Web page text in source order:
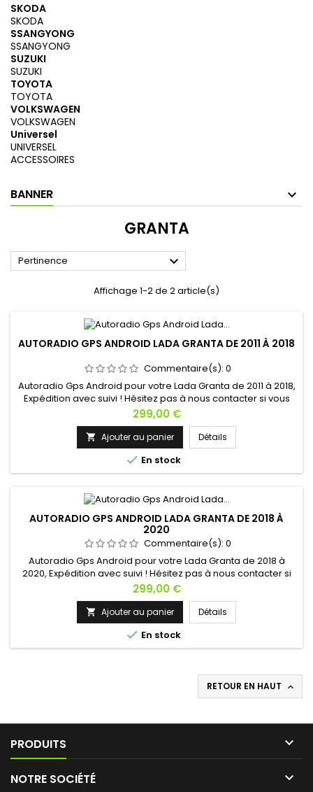
SKODA
SKODA
SSANGYONG
SSANGYONG
SUZUKI
SUZUKI
TOYOTA
TOYOTA
VOLKSWAGEN
VOLKSWAGEN
Universel
UNIVERSEL
ACCESSOIRES
BANNER
GRANTA
Pertinence 
Affichage 1-2 de 2 article(s)
AUTORADIO GPS ANDROID LADA GRANTA DE 2011 À 2018
Commentaire(s): 0
Autoradio Gps Android pour votre Lada Granta de 2011 à 2018,
Expédition avec suivi ! Hésitez pas à nous contacter si vous
avez une question !
Prix
299,00 €
 Ajouter au panier Détails
 En stock
AUTORADIO GPS ANDROID LADA GRANTA DE 2018 À
2020
Commentaire(s): 0
Autoradio Gps Android pour votre Lada Granta de 2018 à
2020, Expédition avec suivi ! Hésitez pas à nous contacter si
vous avez une question !
Prix
299,00 €
 Ajouter au panier Détails
 En stock
RETOUR EN HAUT 
PRODUITS 
NOTRE SOCIÉTÉ 